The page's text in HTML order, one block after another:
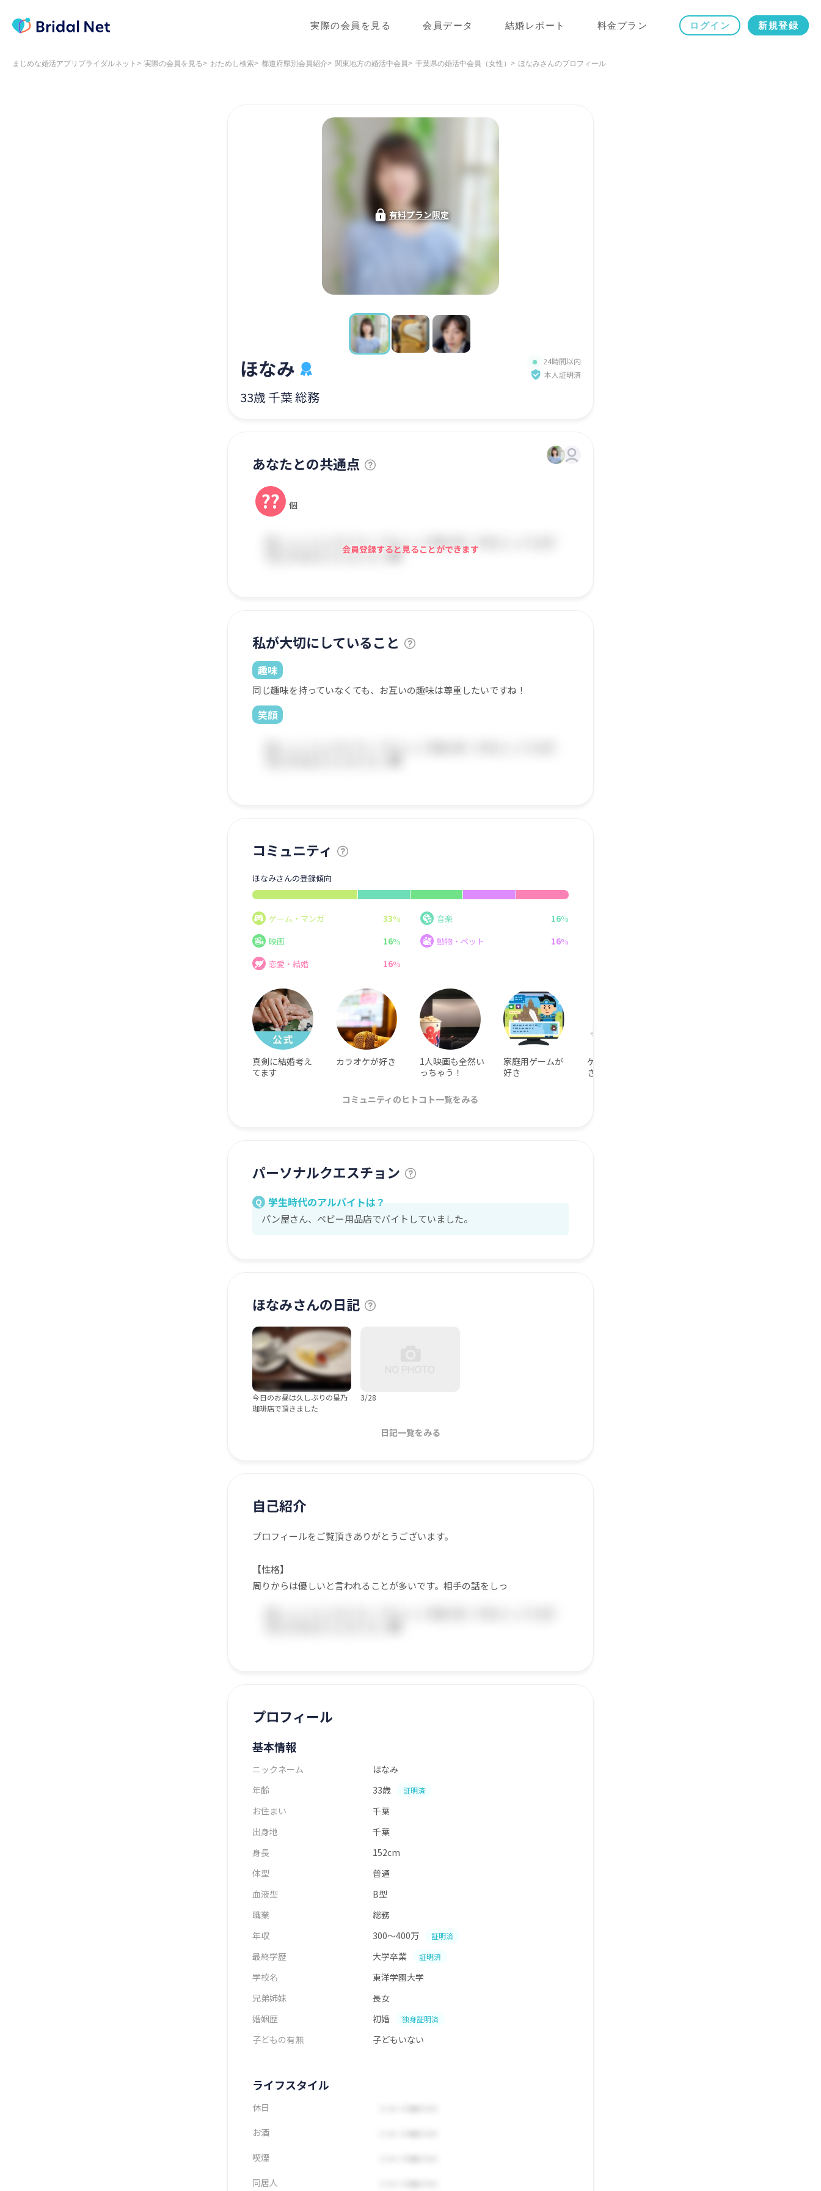
実際の会員を見る 会員データ 結婚レポート 料金プラン ログイン 新規登録
まじめな婚活アプリブライダルネット 実際の会員を見る おためし検索 都道府県別会員紹介 関東地方の婚活中会員 千葉県の婚活中会員（女性） ほなみさんのプロフィール
有料プラン限定
ほなみ
24時間以内
本人証明済
33歳 千葉 総務
あなたとの共通点
?? 個
会員登録すると見ることができます
私が大切にしていること
趣味
同じ趣味を持っていなくても、お互いの趣味は尊重したいですね！
笑顔
コミュニティ
ほなみさんの登録傾向
ゲーム・マンガ 33% 音楽 16%
映画
16% 動物・ペット 16%
恋愛・結婚
16%
真剣に結婚考え
てます
カラオケが好き
1人映画も全然い
っちゃう！
家庭用ゲームが
好き
ゲーム実況好
き。
コミュニティのヒトコト一覧をみる
パーソナルクエスチョン
Q 学生時代のアルバイトは？
パン屋さん、ベビー用品店でバイトしていました。
ほなみさんの日記
今日のお昼は久しぶりの星乃
珈琲店で頂きました
3/28
日記一覧をみる
自己紹介
プロフィールをご覧頂きありがとうございます。
【性格】
周りからは優しいと言われることが多いです。相手の話をしっ
プロフィール
基本情報
ニックネーム
ほなみ
年齢
33歳 証明済
お住まい
千葉
出身地
千葉
身長
152cm
体型
普通
血液型
B型
職業
総務
年収
300～400万 証明済
最終学歴 大学卒業 証明済
学校名
東洋学園大学
兄弟姉妹
長女
婚姻歴
初婚 独身証明済
子どもの有無 子どもいない
ライフスタイル
休日
お酒
喫煙
同居人